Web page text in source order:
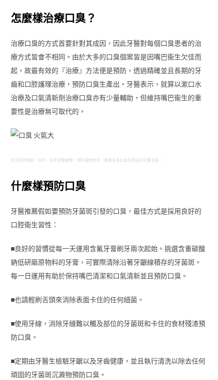
怎麼樣治療口臭？
治療口臭的方式首要針對其成因，因此牙醫對每個口臭患者的治
療方式皆會不相同。由於大多的口臭個案皆是因嘴巴衞生欠佳而
起，故最有效的『治療』方法便是預防，透過精確並且長期的牙
齒和口腔護理治療，預防口臭生產出。牙醫表示，就算以漱口水
治療及口氣清新劑治療口臭亦有少量輔助，但維持嘴巴衞生的重
要性是治療無可取代的。
本文提供桃園、台中、台中牙醫彙整，資料僅供參考，推薦多多比較且親自向牙醫洽詢。
什麼樣預防口臭
牙醫推薦假如要預防牙菌斑引發的口臭，最佳方式是採用良好的
口腔衛生習性：
■良好的習慣從每一天運用含氟牙膏刷牙兩次起始。挑選含重碳酸
鈉低研磨原物料的牙膏，可實際清除沿著牙齦線積存的牙菌斑。
每一日運用有助於保持嘴巴清潔和口氣清新並且預防口臭。
■也請輕刷舌頭來消除表面卡住的任何細菌。
■使用牙線，消除牙縫難以觸及部位的牙菌斑和卡住的食材殘渣預
防口臭。
■定期由牙醫生檢驗牙齦以及牙齒健康，並且執行清洗以除去任何
頑固的牙菌斑沉澱物預防口臭。